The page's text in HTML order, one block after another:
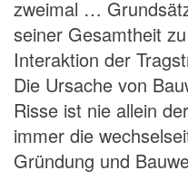
zweimal …
seiner Gesamtheit
Interaktion der
Die Ursache von
Risse ist nie allein
immer die
Gründung und